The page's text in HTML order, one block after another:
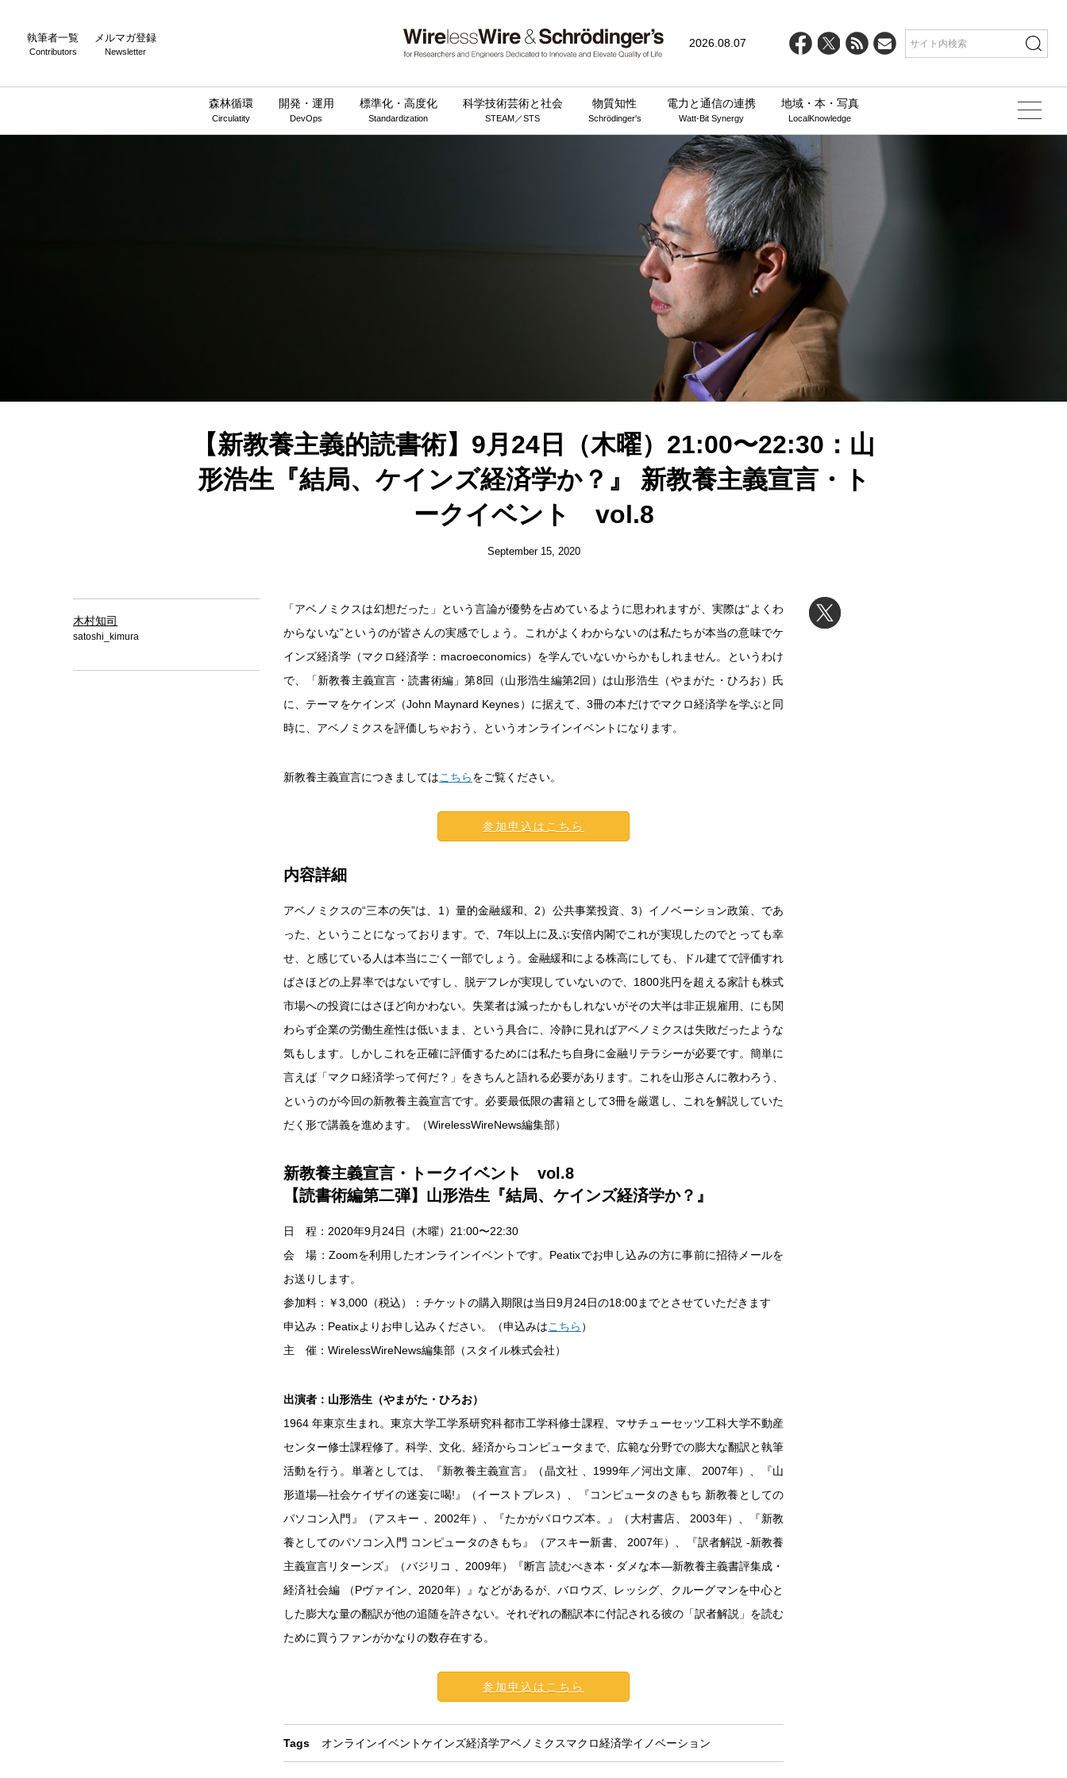
執筆者一覧
Contributors
メルマガ登録
Newsletter
2026.08.07
森林循環
Circulatity
開発・運用
DevOps
標準化・高度化
Standardization
科学技術芸術と社会
STEAM／STS
物質知性
Schrödinger's
電力と通信の連携
Watt-Bit Synergy
地域・本・写真
LocalKnowledge
【新教養主義的読書術】9月24日（木曜）21:00〜22:30：山
形浩生『結局、ケインズ経済学か？』 新教養主義宣言・ト
ークイベント vol.8
September 15, 2020
木村知司
satoshi_kimura
「アベノミクスは幻想だった」という言論が優勢を占めているように思われますが、実際は“よくわ
からないな”というのが皆さんの実感でしょう。これがよくわからないのは私たちが本当の意味でケ
インズ経済学（マクロ経済学：macroeconomics）を学んでいないからかもしれません。というわけ
で、「新教養主義宣言・読書術編」第8回（山形浩生編第2回）は山形浩生（やまがた・ひろお）氏
に、テーマをケインズ（John Maynard Keynes）に据えて、3冊の本だけでマクロ経済学を学ぶと同
時に、アベノミクスを評価しちゃおう、というオンラインイベントになります。
新教養主義宣言につきましてはこちらをご覧ください。
参加申込はこちら
内容詳細
アベノミクスの“三本の矢”は、1）量的金融緩和、2）公共事業投資、3）イノベーション政策、であ
った、ということになっております。で、7年以上に及ぶ安倍内閣でこれが実現したのでとっても幸
せ、と感じている人は本当にごく一部でしょう。金融緩和による株高にしても、ドル建てで評価すれ
ばさほどの上昇率ではないですし、脱デフレが実現していないので、1800兆円を超える家計も株式
市場への投資にはさほど向かわない。失業者は減ったかもしれないがその大半は非正規雇用、にも関
わらず企業の労働生産性は低いまま、という具合に、冷静に見ればアベノミクスは失敗だったような
気もします。しかしこれを正確に評価するためには私たち自身に金融リテラシーが必要です。簡単に
言えば「マクロ経済学って何だ？」をきちんと語れる必要があります。これを山形さんに教わろう、
というのが今回の新教養主義宣言です。必要最低限の書籍として3冊を厳選し、これを解説していた
だく形で講義を進めます。（WirelessWireNews編集部）
新教養主義宣言・トークイベント vol.8
【読書術編第二弾】山形浩生『結局、ケインズ経済学か？』
日 程：2020年9月24日（木曜）21:00〜22:30
会 場：Zoomを利用したオンラインイベントです。Peatixでお申し込みの方に事前に招待メールを
お送りします。
参加料：￥3,000（税込）：チケットの購入期限は当日9月24日の18:00までとさせていただきます
申込み：Peatixよりお申し込みください。（申込みはこちら ）
主 催：WirelessWireNews編集部（スタイル株式会社）
出演者：山形浩生（やまがた・ひろお）
1964 年東京生まれ。東京大学工学系研究科都市工学科修士課程、マサチューセッツ工科大学不動産
センター修士課程修了。科学、文化、経済からコンピュータまで、広範な分野での膨大な翻訳と執筆
活動を行う。単著としては、『新教養主義宣言』（晶文社 、1999年／河出文庫、 2007年）、『山
形道場―社会ケイザイの迷妄に喝!』（イーストプレス）、『コンピュータのきもち 新教養としての
パソコン入門』（アスキー 、2002年）、『たかがバロウズ本。』（大村書店、 2003年）、『新教
養としてのパソコン入門 コンピュータのきもち』（アスキー新書、 2007年）、『訳者解説 -新教養
主義宣言リターンズ』（バジリコ 、2009年）『断言 読むべき本・ダメな本―新教養主義書評集成・
経済社会編 （Pヴァイン、2020年）』などがあるが、バロウズ、レッシグ、クルーグマンを中心と
した膨大な量の翻訳が他の追随を許さない。それぞれの翻訳本に付記される彼の「訳者解説」を読む
ために買うファンがかなりの数存在する。
参加申込はこちら
Tags オンラインイベントケインズ経済学アベノミクスマクロ経済学イノベーション